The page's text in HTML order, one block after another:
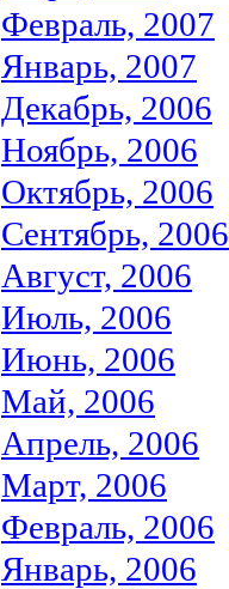
Февраль, 2007
Январь, 2007
Декабрь, 2006
Ноябрь, 2006
Октябрь, 2006
Сентябрь, 2006
Август, 2006
Июль, 2006
Июнь, 2006
Май, 2006
Апрель, 2006
Март, 2006
Февраль, 2006
Январь, 2006